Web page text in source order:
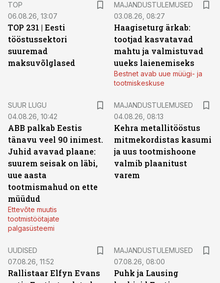
TOP
06.08.26, 13:07
TOP 231 | Eesti
tööstussektori
suuremad
maksuvõlglased
MAJANDUSTULEMUSED
03.08.26, 08:27
Haagiseturg ärkab:
tootjad kasvatavad
mahtu ja valmistuvad
uueks laienemiseks
Bestnet avab uue müügi- ja
tootmiskeskuse
SUUR LUGU
04.08.26, 10:42
ABB palkab Eestis
tänavu veel 90 inimest.
Juhid avavad plaane:
suurem seisak on läbi,
uue aasta
tootmismahud on ette
müüdud
Ettevõte muutis
tootmistöötajate
palgasüsteemi
MAJANDUSTULEMUSED
04.08.26, 08:13
Kehra metallitööstus
mitmekordistas kasumi
ja uus tootmishoone
valmib plaanitust
varem
UUDISED
07.08.26, 11:52
Rallistaar Elfyn Evans
MAJANDUSTULEMUSED
07.08.26, 08:00
Puhk ja Lausing